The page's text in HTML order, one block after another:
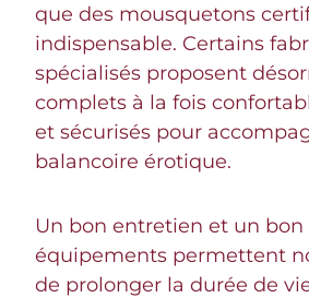
que des mousquetons
indispensable. Certains
spécialisés proposent
complets à la fois
et sécurisés pour
balancoire érotique.
Un bon entretien et un bon
équipements permettent
de prolonger la durée de